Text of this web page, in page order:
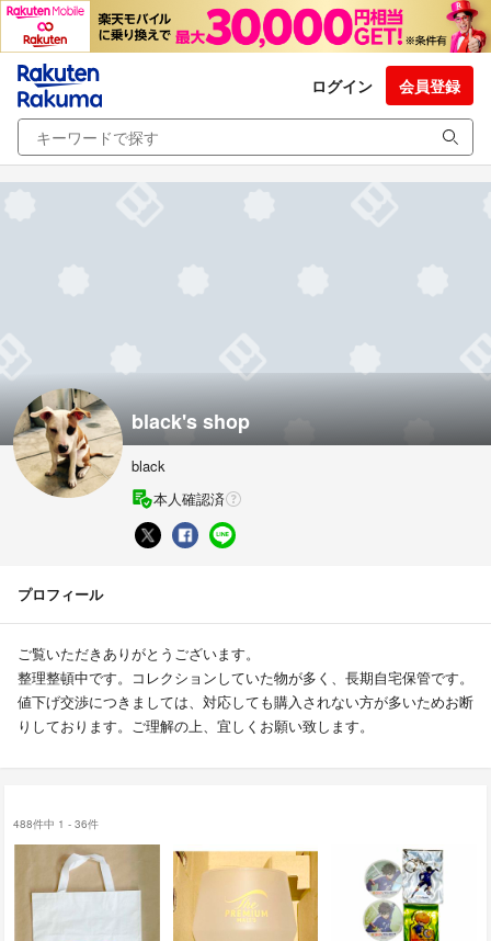
ログイン 会員登録
black's shop
black
本人確認済
プロフィール
ご覧いただきありがとうございます。
整理整頓中です。コレクションしていた物が多く、長期自宅保管です。
値下げ交渉につきましては、対応しても購入されない方が多いためお断
りしております。ご理解の上、宜しくお願い致します。
488件中 1 - 36件